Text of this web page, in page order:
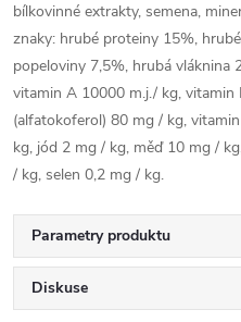
bílkovinné extrakty, semena,
znaky: hrubé proteiny 15%,
popeloviny 7,5%, hrubá vláknina
vitamin A 10000 m.j./ kg, vitamin
(alfatokoferol) 80 mg / kg,
kg, jód 2 mg / kg, měď 10 mg /
/ kg, selen 0,2 mg / kg.
Parametry produktu
Diskuse